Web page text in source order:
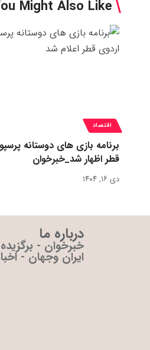
Might Also Like
اقتصاد
برنامه بازی های دوستانه
قطر اظهار شد_خبرخوان
دی ۱۶, ۱۴۰۴
درباره ما
خبرخوان -
ایران وجهان -